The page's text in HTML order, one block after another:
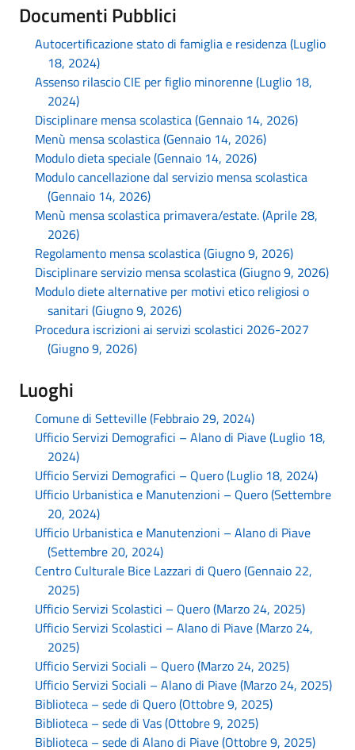
Documenti Pubblici
Autocertificazione stato di famiglia e residenza (Luglio
18, 2024)
Assenso rilascio CIE per figlio minorenne (Luglio 18,
2024)
Disciplinare mensa scolastica (Gennaio 14, 2026)
Menù mensa scolastica (Gennaio 14, 2026)
Modulo dieta speciale (Gennaio 14, 2026)
Modulo cancellazione dal servizio mensa scolastica
(Gennaio 14, 2026)
Menù mensa scolastica primavera/estate. (Aprile 28,
2026)
Regolamento mensa scolastica (Giugno 9, 2026)
Disciplinare servizio mensa scolastica (Giugno 9, 2026)
Modulo diete alternative per motivi etico religiosi o
sanitari (Giugno 9, 2026)
Procedura iscrizioni ai servizi scolastici 2026-2027
(Giugno 9, 2026)
Luoghi
Comune di Setteville (Febbraio 29, 2024)
Ufficio Servizi Demografici – Alano di Piave (Luglio 18,
2024)
Ufficio Servizi Demografici – Quero (Luglio 18, 2024)
Ufficio Urbanistica e Manutenzioni – Quero (Settembre
20, 2024)
Ufficio Urbanistica e Manutenzioni – Alano di Piave
(Settembre 20, 2024)
Centro Culturale Bice Lazzari di Quero (Gennaio 22,
2025)
Ufficio Servizi Scolastici – Quero (Marzo 24, 2025)
Ufficio Servizi Scolastici – Alano di Piave (Marzo 24,
2025)
Ufficio Servizi Sociali – Quero (Marzo 24, 2025)
Ufficio Servizi Sociali – Alano di Piave (Marzo 24, 2025)
Biblioteca – sede di Quero (Ottobre 9, 2025)
Biblioteca – sede di Vas (Ottobre 9, 2025)
Biblioteca – sede di Alano di Piave (Ottobre 9, 2025)